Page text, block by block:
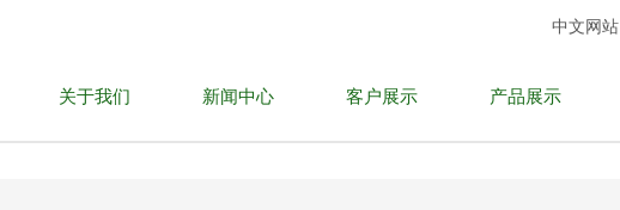
中文网站
关于我们 新闻中心 客户展示 产品展示